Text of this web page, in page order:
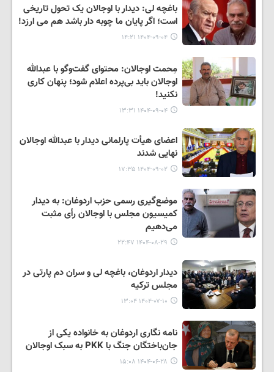
باغچه لی: دیدار با اوجالان یک تحول تاریخی
است؛ اگر پایان ما چوبه دار باشد هم می ارزد!
۱۴۰۴-۰۹-۰۴ ۱۴:۲۱
مِحمت اوجالان: محتوای گفت‌وگو با عبدالله
اوجالان باید بی‌پرده اعلام شود؛ پنهان کاری
نکنید!
۱۴۰۴-۰۹-۰۴ ۱۳:۳۱
اعضای هیأت پارلمانی دیدار با عبدالله اوجالان
نهایی شدند
۱۴۰۴-۰۹-۰۲ ۱۷:۳۵
موضع‌گیری رسمی حزب اردوغان: به دیدار
کمیسیون مجلس با اوجالان رأی مثبت
می‌دهیم
۱۴۰۴-۰۸-۲۹ ۲۲:۴۷
دیدار اردوغان، باغچه لی و سران دم پارتی در
مجلس ترکیه
۱۴۰۴-۰۷-۱۰ ۱۳:۰۴
نامه نگاری اردوغان به خانواده یکی از
جان‌باختگان جنگ با PKK به سبک اوجالان
۱۴۰۴-۰۶-۲۸ ۱۵:۰۸